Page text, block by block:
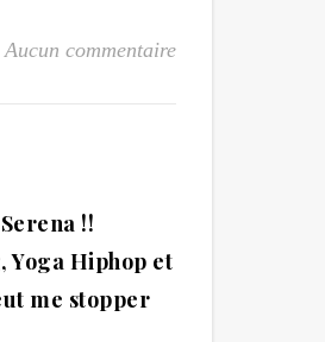
Aucun commentaire
!!
Yoga Hiphop et
me stopper